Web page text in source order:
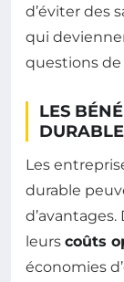
d’éviter des
qui
questions
LES
DURABLE
Les
durable
leurs coûts
économies